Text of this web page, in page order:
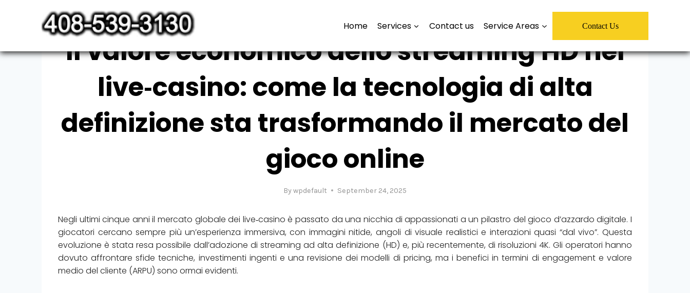
Home Services Contact us Service Areas Contact Us
UNCATEGORIZED
Il valore economico dello streaming HD nei
live‑casino: come la tecnologia di alta
definizione sta trasformando il mercato del
gioco online
Bywpdefault September 24, 2025
Negli ultimi cinque anni il mercato globale dei live‑casino è passato da una nicchia di appassionati a un pilastro del gioco d’azzardo digitale. I
giocatori cercano sempre più un’esperienza immersiva, con immagini nitide, angoli di visuale realistici e interazioni quasi “dal vivo”. Questa
evoluzione è stata resa possibile dall’adozione di streaming ad alta definizione (HD) e, più recentemente, di risoluzioni 4K. Gli operatori hanno
dovuto affrontare sfide tecniche, investimenti ingenti e una revisione dei modelli di pricing, ma i benefici in termini di engagement e valore
medio del cliente (ARPU) sono ormai evidenti.